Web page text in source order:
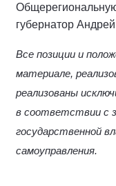
губернатор
Все позиции и
материале,
реализованы
в соответствии с
государственной
самоуправления.